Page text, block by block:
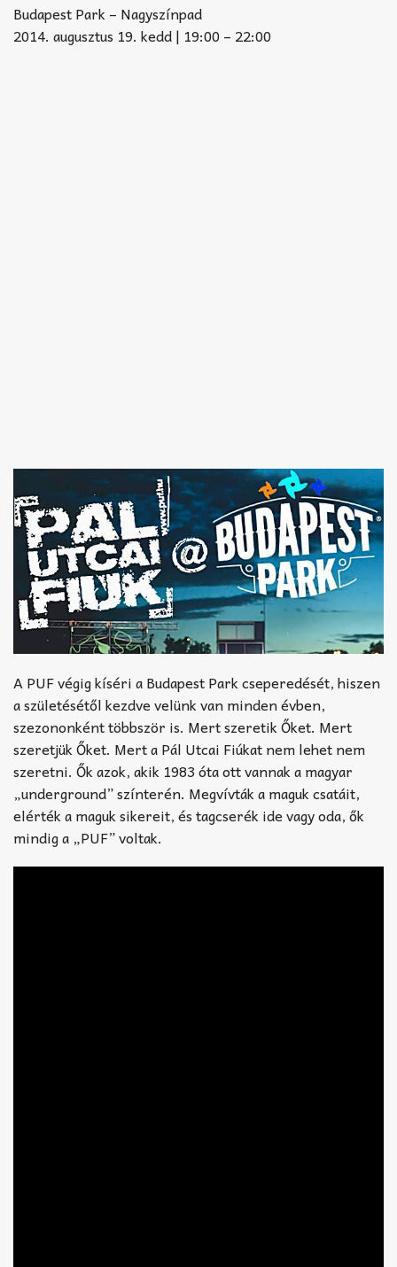
TABok
Budapest Park – Nagyszínpad
2014. augusztus 19. kedd | 19:00 – 22:00
A PUF végig kíséri a Budapest Park cseperedését, hiszen
a születésétől kezdve velünk van minden évben,
szezononként többször is. Mert szeretik Őket. Mert
szeretjük Őket. Mert a Pál Utcai Fiúkat nem lehet nem
szeretni. Ők azok, akik 1983 óta ott vannak a magyar
„underground” színterén. Megvívták a maguk csatáit,
elérték a maguk sikereit, és tagcserék ide vagy oda, ők
mindig a „PUF” voltak.